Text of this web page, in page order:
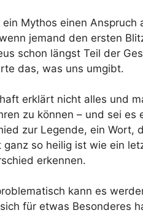
Mythos einen Anspruch
jemand den ersten
schon längst Teil der
das, was uns umgibt.
erklärt nicht alles und
zu können – und sei es
zur Legende, ein Wort,
so heilig ist wie ein
erkennen.
kann es
für etwas Besonderes